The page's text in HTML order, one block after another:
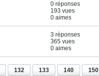
0 réponses
193 vues
0 aimes
3 réponses
365 vues
0 aimes
132 133 140 150